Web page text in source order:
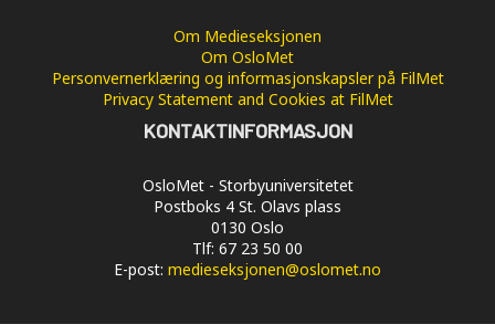
Om Medieseksjonen
Om OsloMet
Personvernerklæring og informasjonskapsler på FilMet
Privacy Statement and Cookies at FilMet
KONTAKTINFORMASJON
OsloMet - Storbyuniversitetet
Postboks 4 St. Olavs plass
0130 Oslo
Tlf: 67 23 50 00
E-post: medieseksjonen@oslomet.no